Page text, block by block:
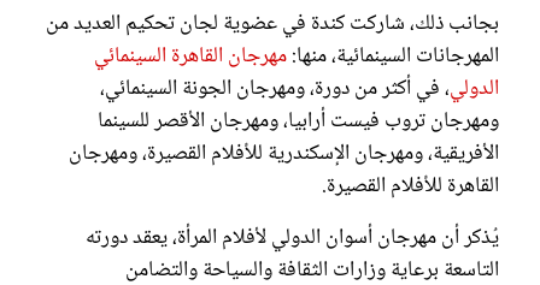
بجانب ذلك، شاركت كندة في عضوية لجان تحكيم العديد من
المهرجانات السينمائية، منها:مهرجان القاهرة السينمائي
الدولي، في أكثر من دورة، ومهرجان الجونة السينمائي،
ومهرجان تروب فيست أرابيا، ومهرجان الأقصر للسينما
الأفريقية، ومهرجان الإسكندرية للأفلام القصيرة، ومهرجان
القاهرة للأفلام القصيرة.
يُذكر أن مهرجان أسوان الدولي لأفلام المرأة، يعقد دورته
التاسعة برعاية وزارات الثقافة والسياحة والتضامن